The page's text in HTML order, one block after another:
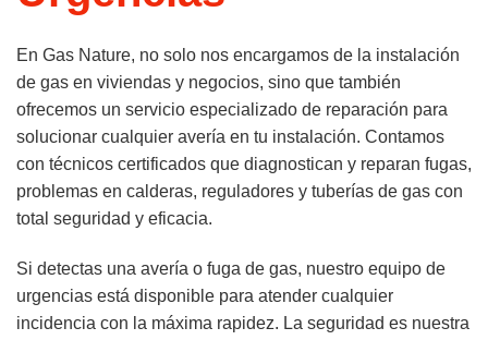
En Gas Nature, no solo nos encargamos de la instalación
de gas en viviendas y negocios, sino que también
ofrecemos un servicio especializado de reparación para
solucionar cualquier avería en tu instalación. Contamos
con técnicos certificados que diagnostican y reparan fugas,
problemas en calderas, reguladores y tuberías de gas con
total seguridad y eficacia.
Si detectas una avería o fuga de gas, nuestro equipo de
urgencias está disponible para atender cualquier
incidencia con la máxima rapidez. La seguridad es nuestra